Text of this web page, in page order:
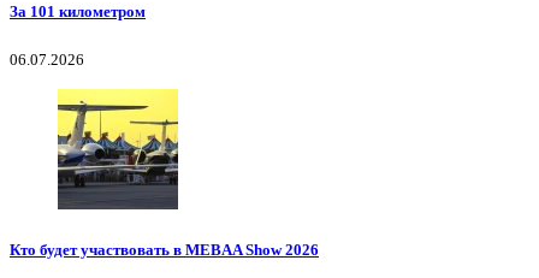
За 101 километром
06.07.2026
Кто будет участвовать в MEBAA Show 2026